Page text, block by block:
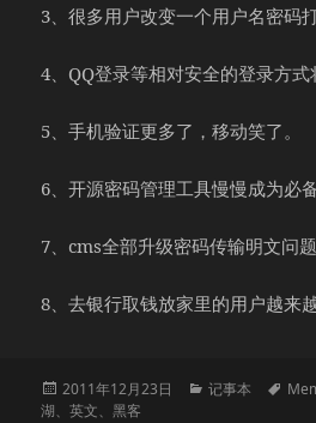
3、很多用户改变一个用户名密码
4、QQ登录等相对安全的登录方式
5、手机验证更多了，移动笑了。
6、开源密码管理工具慢慢成为必备
7、cms全部升级密码传输明文问题
8、去银行取钱放家里的用户越来
发
布
2011年12月23日
分
记事本
标
湖、英文、黑客